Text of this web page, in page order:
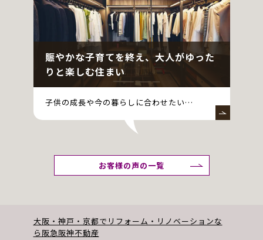
賑やかな子育てを終え、大人がゆった
りと楽しむ住まい
子供の成長や今の暮らしに合わせたい…
お客様の声の一覧
大阪・神戸・京都でリフォーム・リノベーションな
ら阪急阪神不動産